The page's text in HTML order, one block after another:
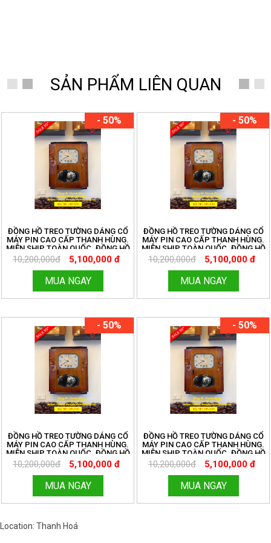
SẢN PHẨM LIÊN QUAN
- 50%
ĐỒNG HỒ TREO TƯỜNG DÁNG CỔ
MÁY PIN CAO CẤP THANH HÙNG.
MIỄN SHIP TOÀN QUỐC. ĐỒNG HỒ
THANH HÙNG.
HOTLINE:096.188.2921 MÃ DP305
10,200,000đ 5,100,000 đ
MUA NGAY
- 50%
ĐỒNG HỒ TREO TƯỜNG DÁNG CỔ
MÁY PIN CAO CẤP THANH HÙNG.
MIỄN SHIP TOÀN QUỐC. ĐỒNG HỒ
THANH HÙNG.
HOTLINE:096.188.2921 MÃ DP305
10,200,000đ 5,100,000 đ
MUA NGAY
- 50%
ĐỒNG HỒ TREO TƯỜNG DÁNG CỔ
MÁY PIN CAO CẤP THANH HÙNG.
MIỄN SHIP TOÀN QUỐC. ĐỒNG HỒ
THANH HÙNG.
HOTLINE:096.188.2921 MÃ DP305
10,200,000đ 5,100,000 đ
MUA NGAY
- 50%
ĐỒNG HỒ TREO TƯỜNG DÁNG CỔ
MÁY PIN CAO CẤP THANH HÙNG.
MIỄN SHIP TOÀN QUỐC. ĐỒNG HỒ
THANH HÙNG.
HOTLINE:096.188.2921 MÃ DP305
10,200,000đ 5,100,000 đ
MUA NGAY
Location: Thanh Hoá